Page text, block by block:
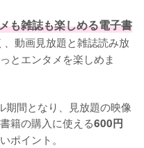
も雑誌も楽しめる電子書
動画見放題と雑誌読み放
とエンタメを楽しめま
期間となり、見放題の映像
籍の購入に使える600円
ポイント。